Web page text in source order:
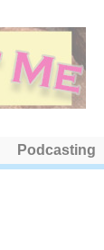
Podcasting